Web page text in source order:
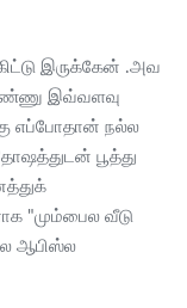
இருக்கேன் .அவ
இவ்வளவு
எப்போதான் நல்ல
பூத்து
"மும்பைல வீடு
ஆபிஸ்ல